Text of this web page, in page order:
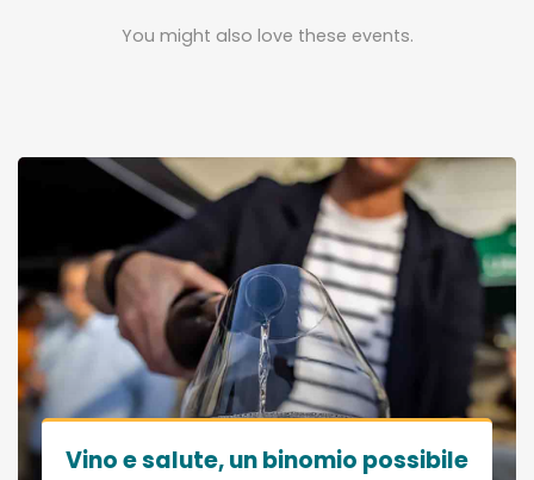
You might also love these events.
Vino e salute, un binomio possibile